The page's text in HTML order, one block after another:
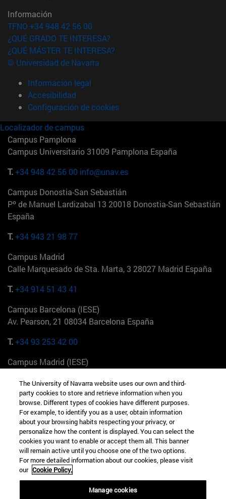
Información
TFNO +34 948 42 56 00
¿QUÉ GRADO TE INTERESA?
¿QUÉ MÁSTER TE INTERESA?
© Universidad de Navarra
Información legal
Accesibilidad
Configuración de cookies
Localizador de campus
Campus Pamplona
Campus Universitario 31009 Pamplona España
T.+34 948 42 56 00 info@unav.es
Campus Donostia-San Sebastián
Pº de Manuel Lardizabal 13 20018 Donostia-San Sebastián
España
T.+34 943 21 98 77
Campus Madrid
Calle Marquesado de Sta. Marta, 3 28027 Madrid España
T.+34 914 51 43 41
Campus Barcelona (IESE)
Av. Pearson, 21 08034 Barcelona España
T.+34 93 253 42 00
Campus Madrid (IESE)
+34 912 11 30 00
Campus Nueva York (IESE)
165 W 57th St 10019-2201 Nueva York EE.UU
+1 646 346 8850
Campus Munich (IESE)
Maria-Theresia-Straße 15 81675 Múnich Alemania
The University of Navarra website uses our own and third-
party cookies to store and retrieve information when you
browse. Different types of cookies have different purposes.
For example, to identify you as a user, obtain information
about your browsing habits respecting your privacy, or
personalize how the content is displayed. You can select the
cookies you want to enable or accept them all. This banner
will remain active until you choose one of the two options.
For more detailed information about our cookies, please visit
our Cookie Policy.
Manage cookies